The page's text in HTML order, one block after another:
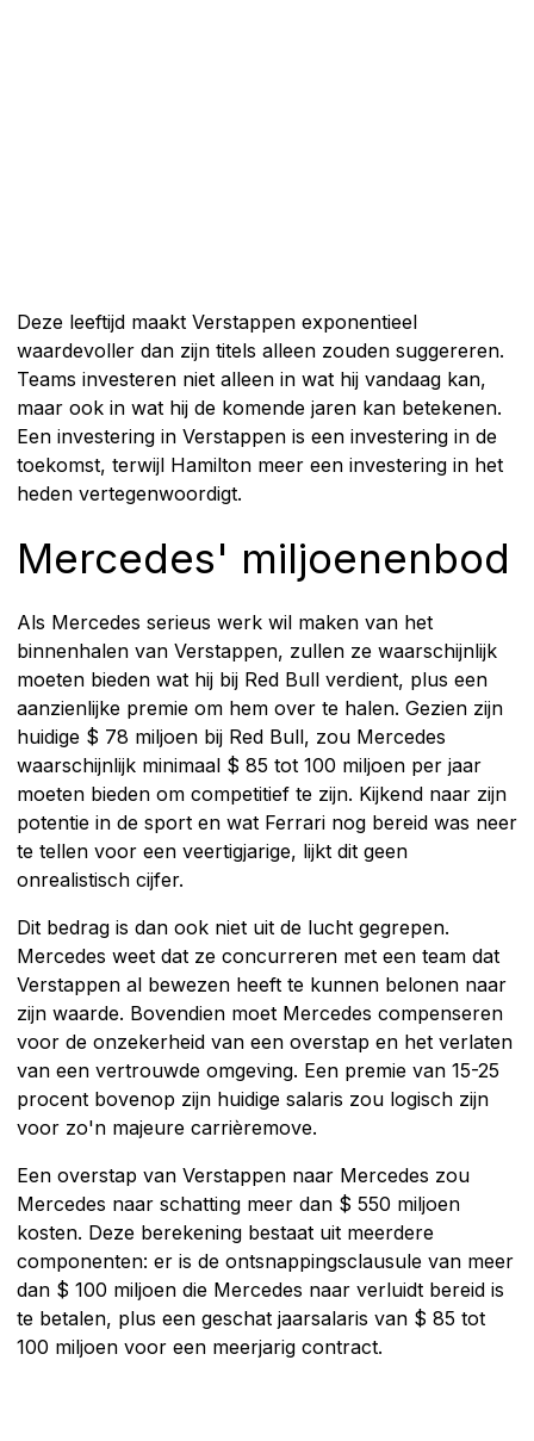
Deze leeftijd maakt Verstappen exponentieel
waardevoller dan zijn titels alleen zouden suggereren.
Teams investeren niet alleen in wat hij vandaag kan,
maar ook in wat hij de komende jaren kan betekenen.
Een investering in Verstappen is een investering in de
toekomst, terwijl Hamilton meer een investering in het
heden vertegenwoordigt.
Mercedes' miljoenenbod
Als Mercedes serieus werk wil maken van het
binnenhalen van Verstappen, zullen ze waarschijnlijk
moeten bieden wat hij bij Red Bull verdient, plus een
aanzienlijke premie om hem over te halen. Gezien zijn
huidige $ 78 miljoen bij Red Bull, zou Mercedes
waarschijnlijk minimaal $ 85 tot 100 miljoen per jaar
moeten bieden om competitief te zijn. Kijkend naar zijn
potentie in de sport en wat Ferrari nog bereid was neer
te tellen voor een veertigjarige, lijkt dit geen
onrealistisch cijfer.
Dit bedrag is dan ook niet uit de lucht gegrepen.
Mercedes weet dat ze concurreren met een team dat
Verstappen al bewezen heeft te kunnen belonen naar
zijn waarde. Bovendien moet Mercedes compenseren
voor de onzekerheid van een overstap en het verlaten
van een vertrouwde omgeving. Een premie van 15-25
procent bovenop zijn huidige salaris zou logisch zijn
voor zo'n majeure carrièremove.
Een overstap van Verstappen naar Mercedes zou
Mercedes naar schatting meer dan $ 550 miljoen
kosten. Deze berekening bestaat uit meerdere
componenten: er is de ontsnappingsclausule van meer
dan $ 100 miljoen die Mercedes naar verluidt bereid is
te betalen, plus een geschat jaarsalaris van $ 85 tot
100 miljoen voor een meerjarig contract.